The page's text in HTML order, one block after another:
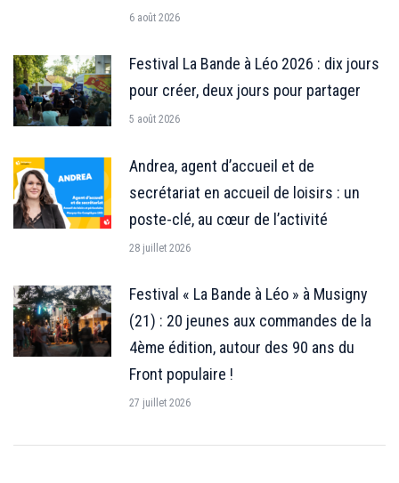
6 août 2026
Festival La Bande à Léo 2026 : dix jours
pour créer, deux jours pour partager
5 août 2026
Andrea, agent d’accueil et de
secrétariat en accueil de loisirs : un
poste-clé, au cœur de l’activité
28 juillet 2026
Festival « La Bande à Léo » à Musigny
(21) : 20 jeunes aux commandes de la
4ème édition, autour des 90 ans du
Front populaire !
27 juillet 2026